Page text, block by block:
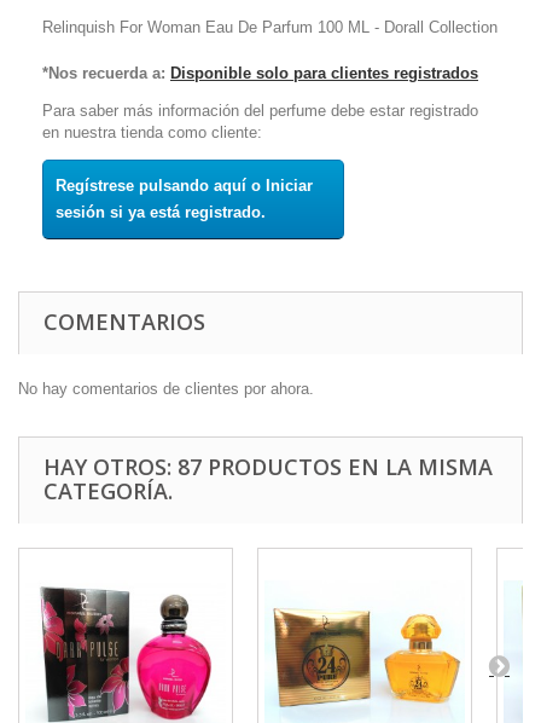
Relinquish For Woman Eau De Parfum 100 ML - Dorall Collection
*Nos recuerda a: Disponible solo para clientes registrados
Para saber más información del perfume debe estar registrado
en nuestra tienda como cliente:
Regístrese pulsando aquí o Iniciar
sesión si ya está registrado.
COMENTARIOS
No hay comentarios de clientes por ahora.
HAY OTROS: 87 PRODUCTOS EN LA MISMA
CATEGORÍA.